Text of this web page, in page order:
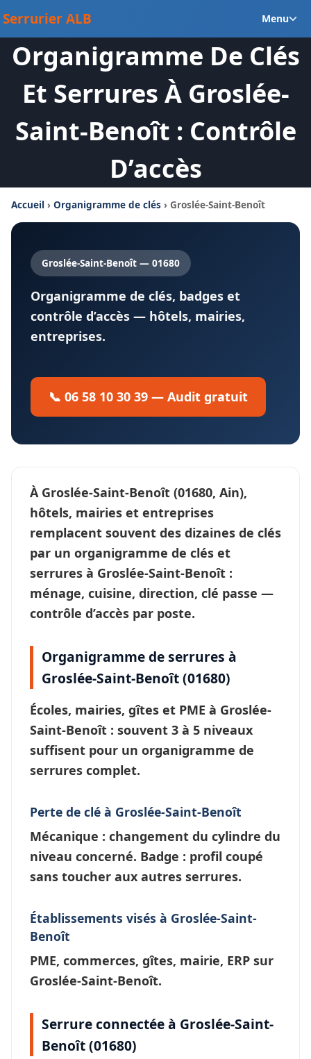
au
contenu
Serrurier ALB Menu
Organigramme De Clés
Et Serrures À Groslée-
Saint-Benoît : Contrôle
D’accès
Accueil › Organigramme de clés › Groslée-Saint-Benoît
Groslée-Saint-Benoît — 01680
Organigramme de clés, badges et
contrôle d’accès — hôtels, mairies,
entreprises.
📞 06 58 10 30 39 — Audit gratuit
À Groslée-Saint-Benoît (01680, Ain),
hôtels, mairies et entreprises
remplacent souvent des dizaines de clés
par un organigramme de clés et
serrures à Groslée-Saint-Benoît :
ménage, cuisine, direction, clé passe —
contrôle d’accès par poste.
Organigramme de serrures à
Groslée-Saint-Benoît (01680)
Écoles, mairies, gîtes et PME à Groslée-
Saint-Benoît : souvent 3 à 5 niveaux
suffisent pour un organigramme de
serrures complet.
Perte de clé à Groslée-Saint-Benoît
Mécanique : changement du cylindre du
niveau concerné. Badge : profil coupé
sans toucher aux autres serrures.
Établissements visés à Groslée-Saint-
Benoît
PME, commerces, gîtes, mairie, ERP sur
Groslée-Saint-Benoît.
Serrure connectée à Groslée-Saint-
Benoît (01680)